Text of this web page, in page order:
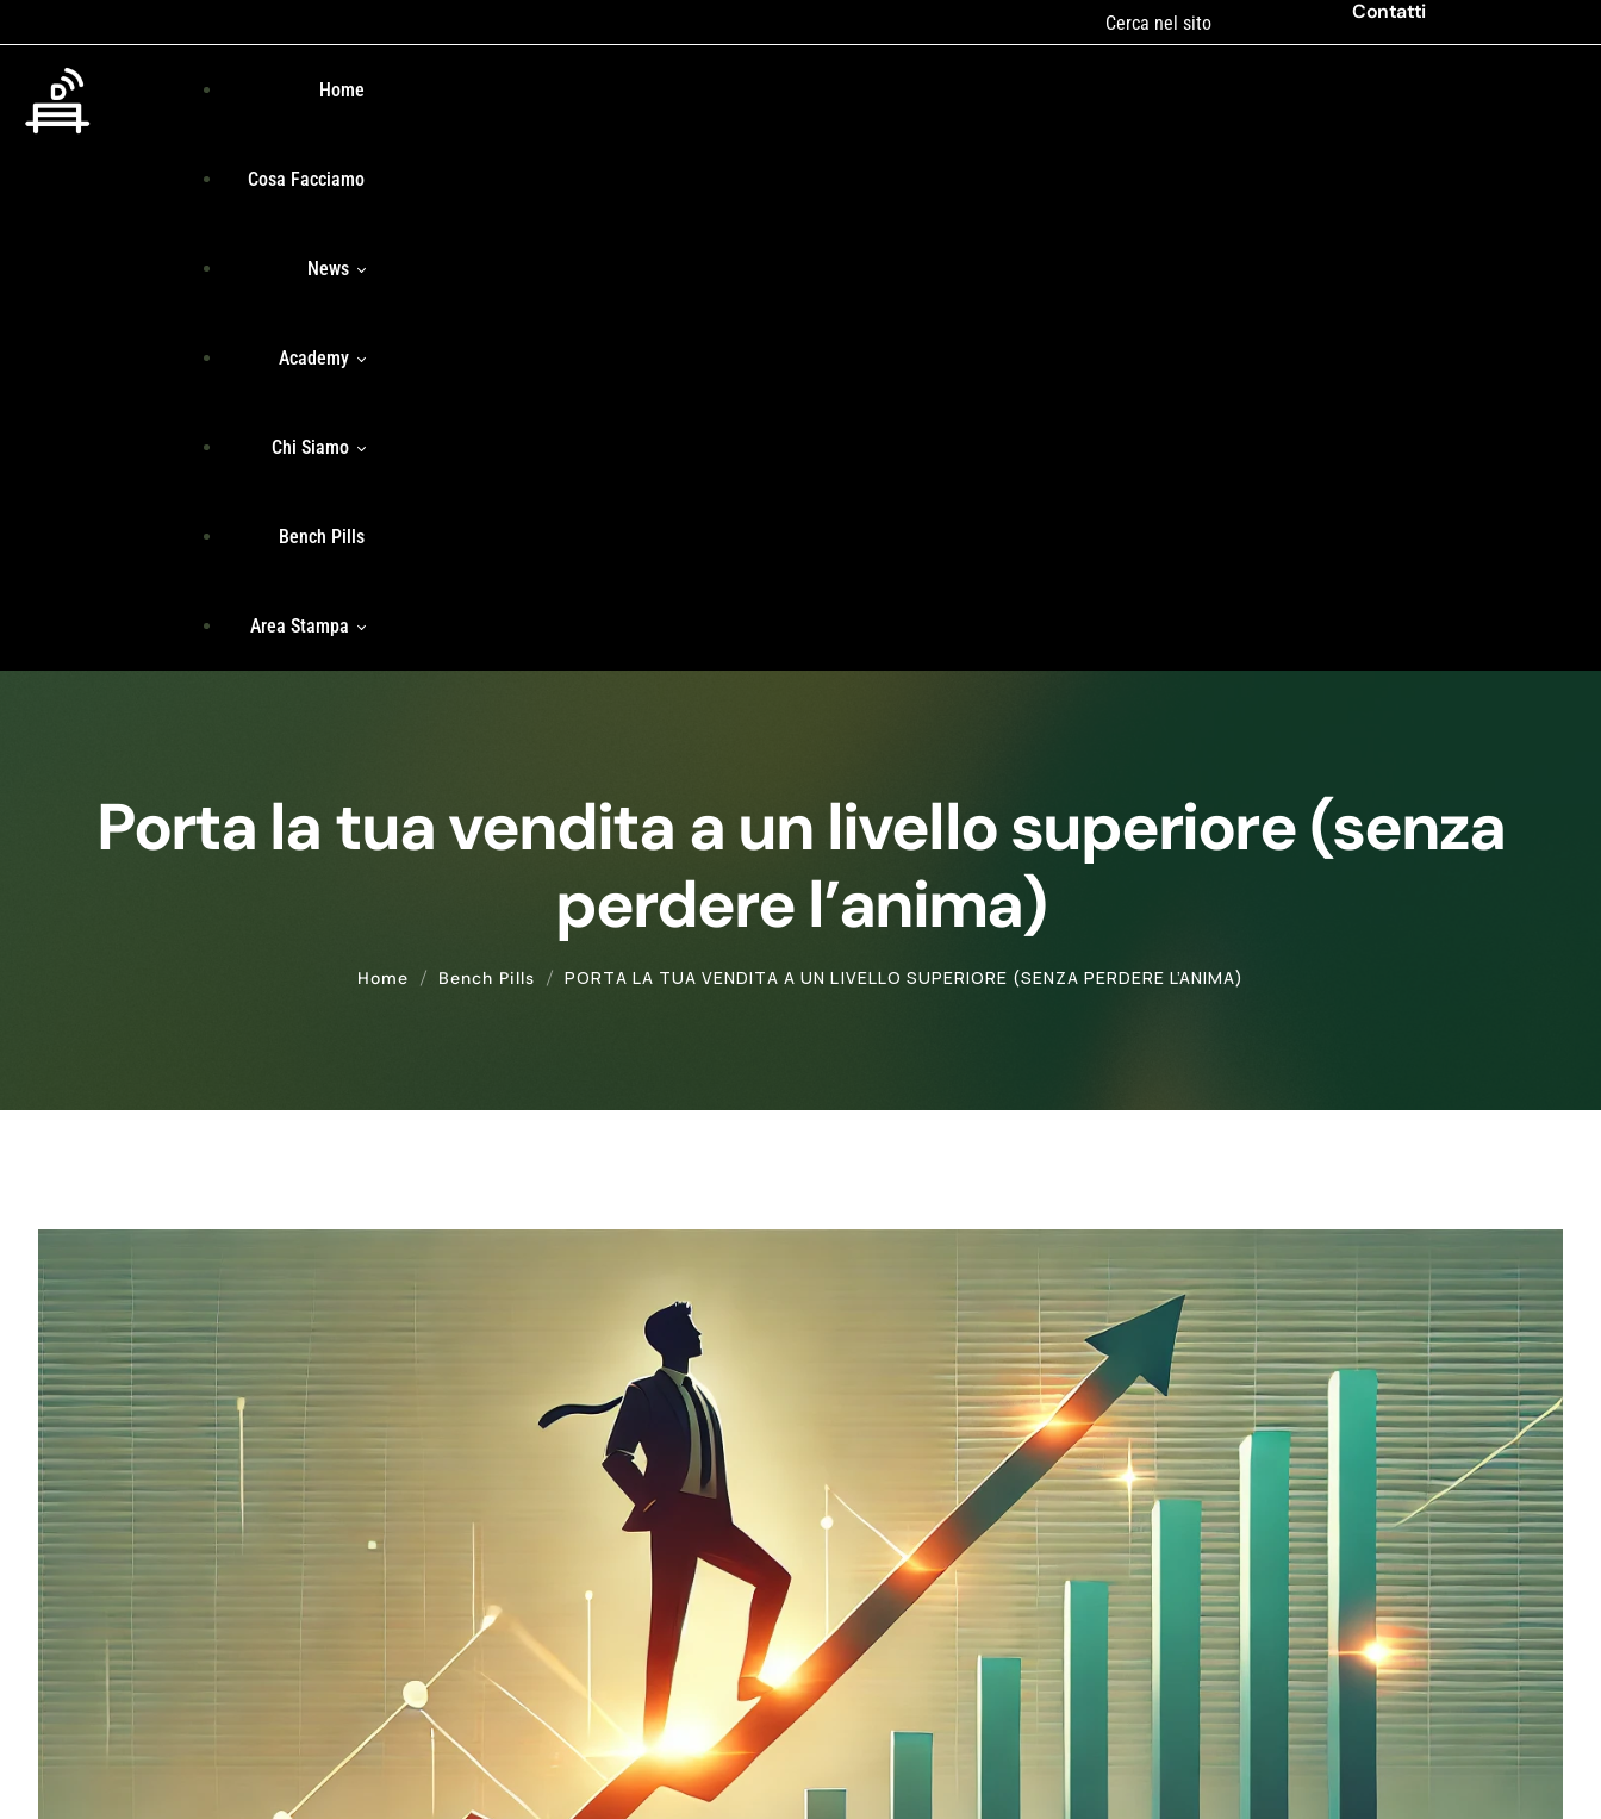
Contatti
Home
Cosa Facciamo
News
Academy
Storie Di Unicità
Chi Siamo
Bench Pills
Area Stampa
Comunicati Stampa
Porta la tua vendita a un livello superiore (senza
perdere l’anima)
Home Bench Pills PORTA LA TUA VENDITA A UN LIVELLO SUPERIORE (SENZA PERDERE L’ANIMA)